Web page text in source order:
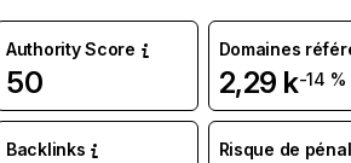
Authority Score
50
Domaines
2,29 k-14 %
Backlinks
Risque de